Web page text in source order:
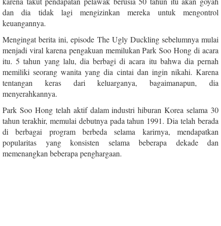
dan dia tidak lagi mengizinkan mereka untuk mengontrol
keuangannya.
Mengingat berita ini, episode The Ugly Duckling sebelumnya mulai
menjadi viral karena pengakuan memilukan Park Soo Hong di acara
itu. 5 tahun yang lalu, dia berbagi di acara itu bahwa dia pernah
memiliki seorang wanita yang dia cintai dan ingin nikahi. Karena
tentangan keras dari keluarganya, bagaimanapun, dia
menyerahkannya.
Park Soo Hong telah aktif dalam industri hiburan Korea selama 30
tahun terakhir, memulai debutnya pada tahun 1991. Dia telah berada
di berbagai program berbeda selama karirnya, mendapatkan
popularitas yang konsisten selama beberapa dekade dan
memenangkan beberapa penghargaan.